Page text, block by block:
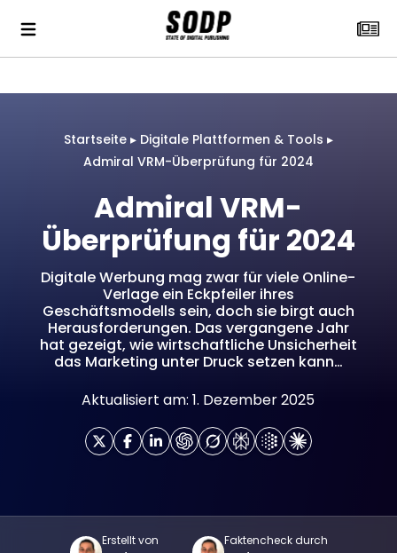
Startseite▸ Digitale Plattformen & Tools ▸
Admiral VRM-Überprüfung für 2024
Admiral VRM-
Überprüfung für 2024
Digitale Werbung mag zwar für viele Online-
Verlage ein Eckpfeiler ihres
Geschäftsmodells sein, doch sie birgt auch
Herausforderungen. Das vergangene Jahr
hat gezeigt, wie wirtschaftliche Unsicherheit
das Marketing unter Druck setzen kann…
Aktualisiert am: 1. Dezember 2025
Erstellt von Faktencheck durch